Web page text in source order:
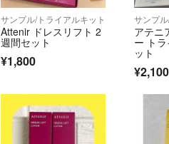
サンプル/トライアルキット
Attenir ドレスリフト 2
週間セット
¥1,800
サンプ
アテニ
ー ト
ット
¥2,100